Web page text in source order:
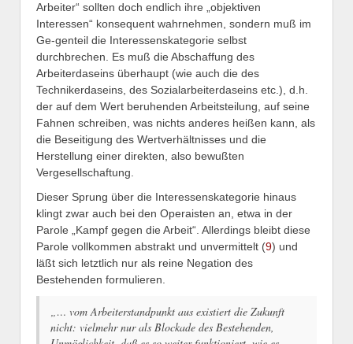
Arbeiter“ sollten doch endlich ihre „objektiven
Interessen“ konsequent wahrnehmen, sondern muß im
Ge-genteil die Interessenskategorie selbst
durchbrechen. Es muß die Abschaffung des
Arbeiterdaseins überhaupt (wie auch die des
Technikerdaseins, des Sozialarbeiterdaseins etc.), d.h.
der auf dem Wert beruhenden Arbeitsteilung, auf seine
Fahnen schreiben, was nichts anderes heißen kann, als
die Beseitigung des Wertverhältnisses und die
Herstellung einer direkten, also bewußten
Vergesellschaftung.
Dieser Sprung über die Interessenskategorie hinaus
klingt zwar auch bei den Operaisten an, etwa in der
Parole „Kampf gegen die Arbeit“. Allerdings bleibt diese
Parole vollkommen abstrakt und unvermittelt (9) und
läßt sich letztlich nur als reine Negation des
Bestehenden formulieren.
„… vom Arbeiterstandpunkt aus existiert die Zukunft
nicht: vielmehr nur als Blockade des Bestehenden,